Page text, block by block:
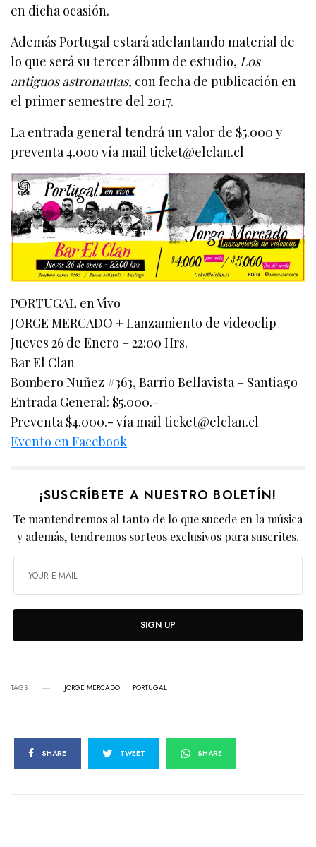
en dicha ocasión.
Además Portugal estará adelantando material de
lo que será su tercer álbum de estudio, Los
antiguos astronautas, con fecha de publicación en
el primer semestre del 2017.
La entrada general tendrá un valor de $5.000 y
preventa 4.000 vía mailticket@elclan.cl
PORTUGAL en Vivo
JORGE MERCADO + Lanzamiento de videoclip
Jueves 26 de Enero – 22:00 Hrs.
Bar El Clan
Bombero Nuñez #363, Barrio Bellavista – Santiago
Entrada General: $5.000.-
Preventa $4.000.- vía mailticket@elclan.cl
Evento en Facebook
¡SUSCRÍBETE A NUESTRO BOLETÍN!
Te mantendremos al tanto de lo que sucede en la música
y además, tendremos sorteos exclusivos para suscrites.
SIGN UP
TAGS JORGE MERCADO PORTUGAL
SHARE TWEET SHARE